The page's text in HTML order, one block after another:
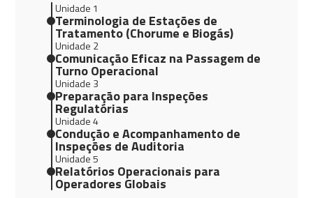
Unidade 1
Terminologia de Estações de
Tratamento (Chorume e Biogás)
Unidade 2
Comunicação Eficaz na Passagem de
Turno Operacional
Unidade 3
Preparação para Inspeções
Regulatórias
Unidade 4
Condução e Acompanhamento de
Inspeções de Auditoria
Unidade 5
Relatórios Operacionais para
Operadores Globais